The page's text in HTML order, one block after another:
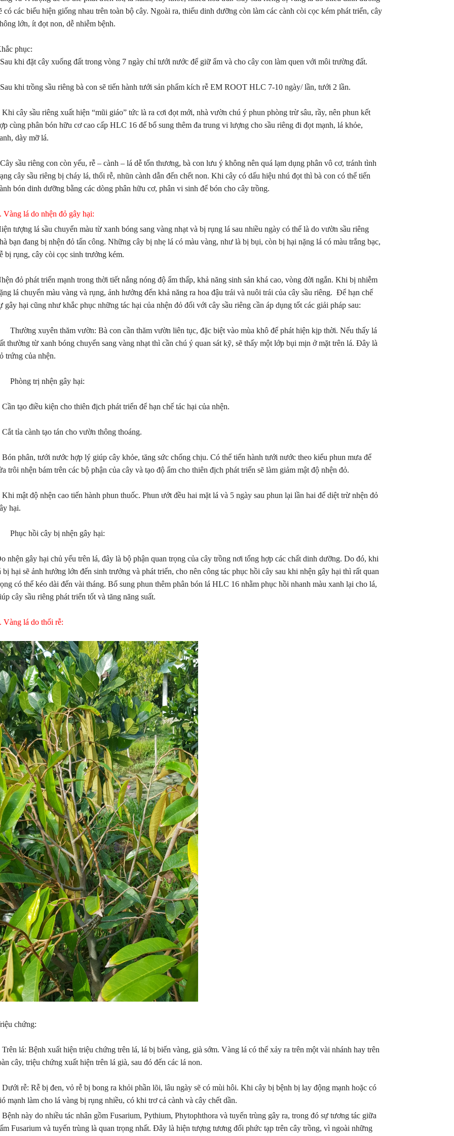
có các biểu hiện giống nhau trên toàn bộ cây. Ngoài ra, thiếu dinh dưỡng còn làm các cành còi cọc kém phát triển, cây
lớn, ít đọt non, dễ nhiễm bệnh.
phục:
khi đặt cây xuống đất trong vòng 7 ngày chỉ tưới nước để giữ ẩm và cho cây con làm quen với môi trường đất.
khi trồng sầu riêng bà con sẽ tiến hành tưới sản phẩm kích rễ EM ROOT HLC 7-10 ngày/ lần, tưới 2 lần.
cây sầu riêng xuất hiện “mũi giáo” tức là ra cơi đọt mới, nhà vườn chú ý phun phòng trừ sâu, rầy, nên phun kết
cùng phân bón hữu cơ cao cấp HLC 16 để bổ sung thêm đa trung vi lượng cho sầu riêng đi đọt mạnh, lá khỏe,
dày mỡ lá.
sầu riêng con còn yếu, rễ – cành – lá dễ tổn thương, bà con lưu ý không nên quá lạm dụng phân vô cơ, tránh tình
cây sầu riêng bị cháy lá, thối rễ, nhũn cành dẫn đến chết non. Khi cây có dấu hiệu nhú đọt thì bà con có thể tiến
bón dinh dưỡng bằng các dòng phân hữu cơ, phân vi sinh để bón cho cây trồng.
Vàng lá do nhện đỏ gây hại:
tượng lá sầu chuyển màu từ xanh bóng sang vàng nhạt và bị rụng lá sau nhiều ngày có thể là do vườn sầu riêng
bạn đang bị nhện đỏ tấn công. Những cây bị nhẹ lá có màu vàng, như là bị bụi, còn bị hại nặng lá có màu trắng bạc,
bị rụng, cây còi cọc sinh trưởng kém.
đỏ phát triển mạnh trong thời tiết nắng nóng độ ẩm thấp, khả năng sinh sản khá cao, vòng đời ngắn. Khi bị nhiễm
lá chuyển màu vàng và rụng, ảnh hưởng đến khả năng ra hoa đậu trái và nuôi trái của cây sầu riêng. Để hạn chế
gây hại cũng như khắc phục những tác hại của nhện đỏ đối với cây sầu riêng cần áp dụng tốt các giải pháp sau:
xuyên thăm vườn: Bà con cần thăm vườn liên tục, đặc biệt vào mùa khô để phát hiện kịp thời. Nếu thấy lá
thường từ xanh bóng chuyển sang vàng nhạt thì cần chú ý quan sát kỹ, sẽ thấy một lớp bụi mịn ở mặt trên lá. Đây là
trứng của nhện.
trị nhện gây hại:
Cần tạo điều kiện cho thiên địch phát triển để hạn chế tác hại của nhện.
Cắt tỉa cành tạo tán cho vườn thông thoáng.
Bón phân, tưới nước hợp lý giúp cây khỏe, tăng sức chống chịu. Có thể tiến hành tưới nước theo kiểu phun mưa để
trôi nhện bám trên các bộ phận của cây và tạo độ ẩm cho thiên địch phát triển sẽ làm giảm mật độ nhện đỏ.
Khi mật độ nhện cao tiến hành phun thuốc. Phun ướt đều hai mặt lá và 5 ngày sau phun lại lần hai để diệt trừ nhện đỏ
hại.
hồi cây bị nhện gây hại:
nhện gây hại chủ yếu trên lá, đây là bộ phận quan trọng của cây trồng nơi tổng hợp các chất dinh dưỡng. Do đó, khi
bị hại sẽ ảnh hưởng lớn đến sinh trưởng và phát triển, cho nên công tác phục hồi cây sau khi nhện gây hại thì rất quan
có thể kéo dài đến vài tháng. Bổ sung phun thêm phân bón lá HLC 16 nhằm phục hồi nhanh màu xanh lại cho lá,
cây sầu riêng phát triển tốt và tăng năng suất.
Vàng lá do thối rễ:
chứng:
Trên lá: Bệnh xuất hiện triệu chứng trên lá, lá bị biến vàng, già sớm. Vàng lá có thể xảy ra trên một vài nhánh hay trên
cây, triệu chứng xuất hiện trên lá già, sau đó đến các lá non.
Dưới rễ: Rễ bị đen, vỏ rễ bị bong ra khỏi phần lõi, lâu ngày sẽ có mùi hôi. Khi cây bị bệnh bị lay động mạnh hoặc có
mạnh làm cho lá vàng bị rụng nhiều, có khi trơ cả cành và cây chết dần.
Bệnh này do nhiều tác nhân gồm Fusarium, Pythium, Phytophthora và tuyến trùng gây ra, trong đó sự tương tác giữa
Fusarium và tuyến trùng là quan trọng nhất. Đây là hiện tượng tương đối phức tạp trên cây trồng, vì ngoài những
Chăm Sóc Sầu Riêng Giai
0 - 30 Ngày: Bí Quyết Chạy Trái
sầu riêng từ lúc dứt nhụy đến 30
tuổi được ví như giai đoạn "nuôi con
gặp sốc nhiệt hoặc đi đọt. Để trái
vững kỹ thuật chăm sóc "đúng và
đây nhé
Sau khi sầu riêng xổ nhụy và đậu trái, nhiều
nhà vườn gặp tình trạng rụng trái non hàng
Xử lý tạo mầm hoa cho sầu riêng là giai
đoạn quan trọng quyết định đến năng suất
vườn chủ động thời điểm thu hoạch.